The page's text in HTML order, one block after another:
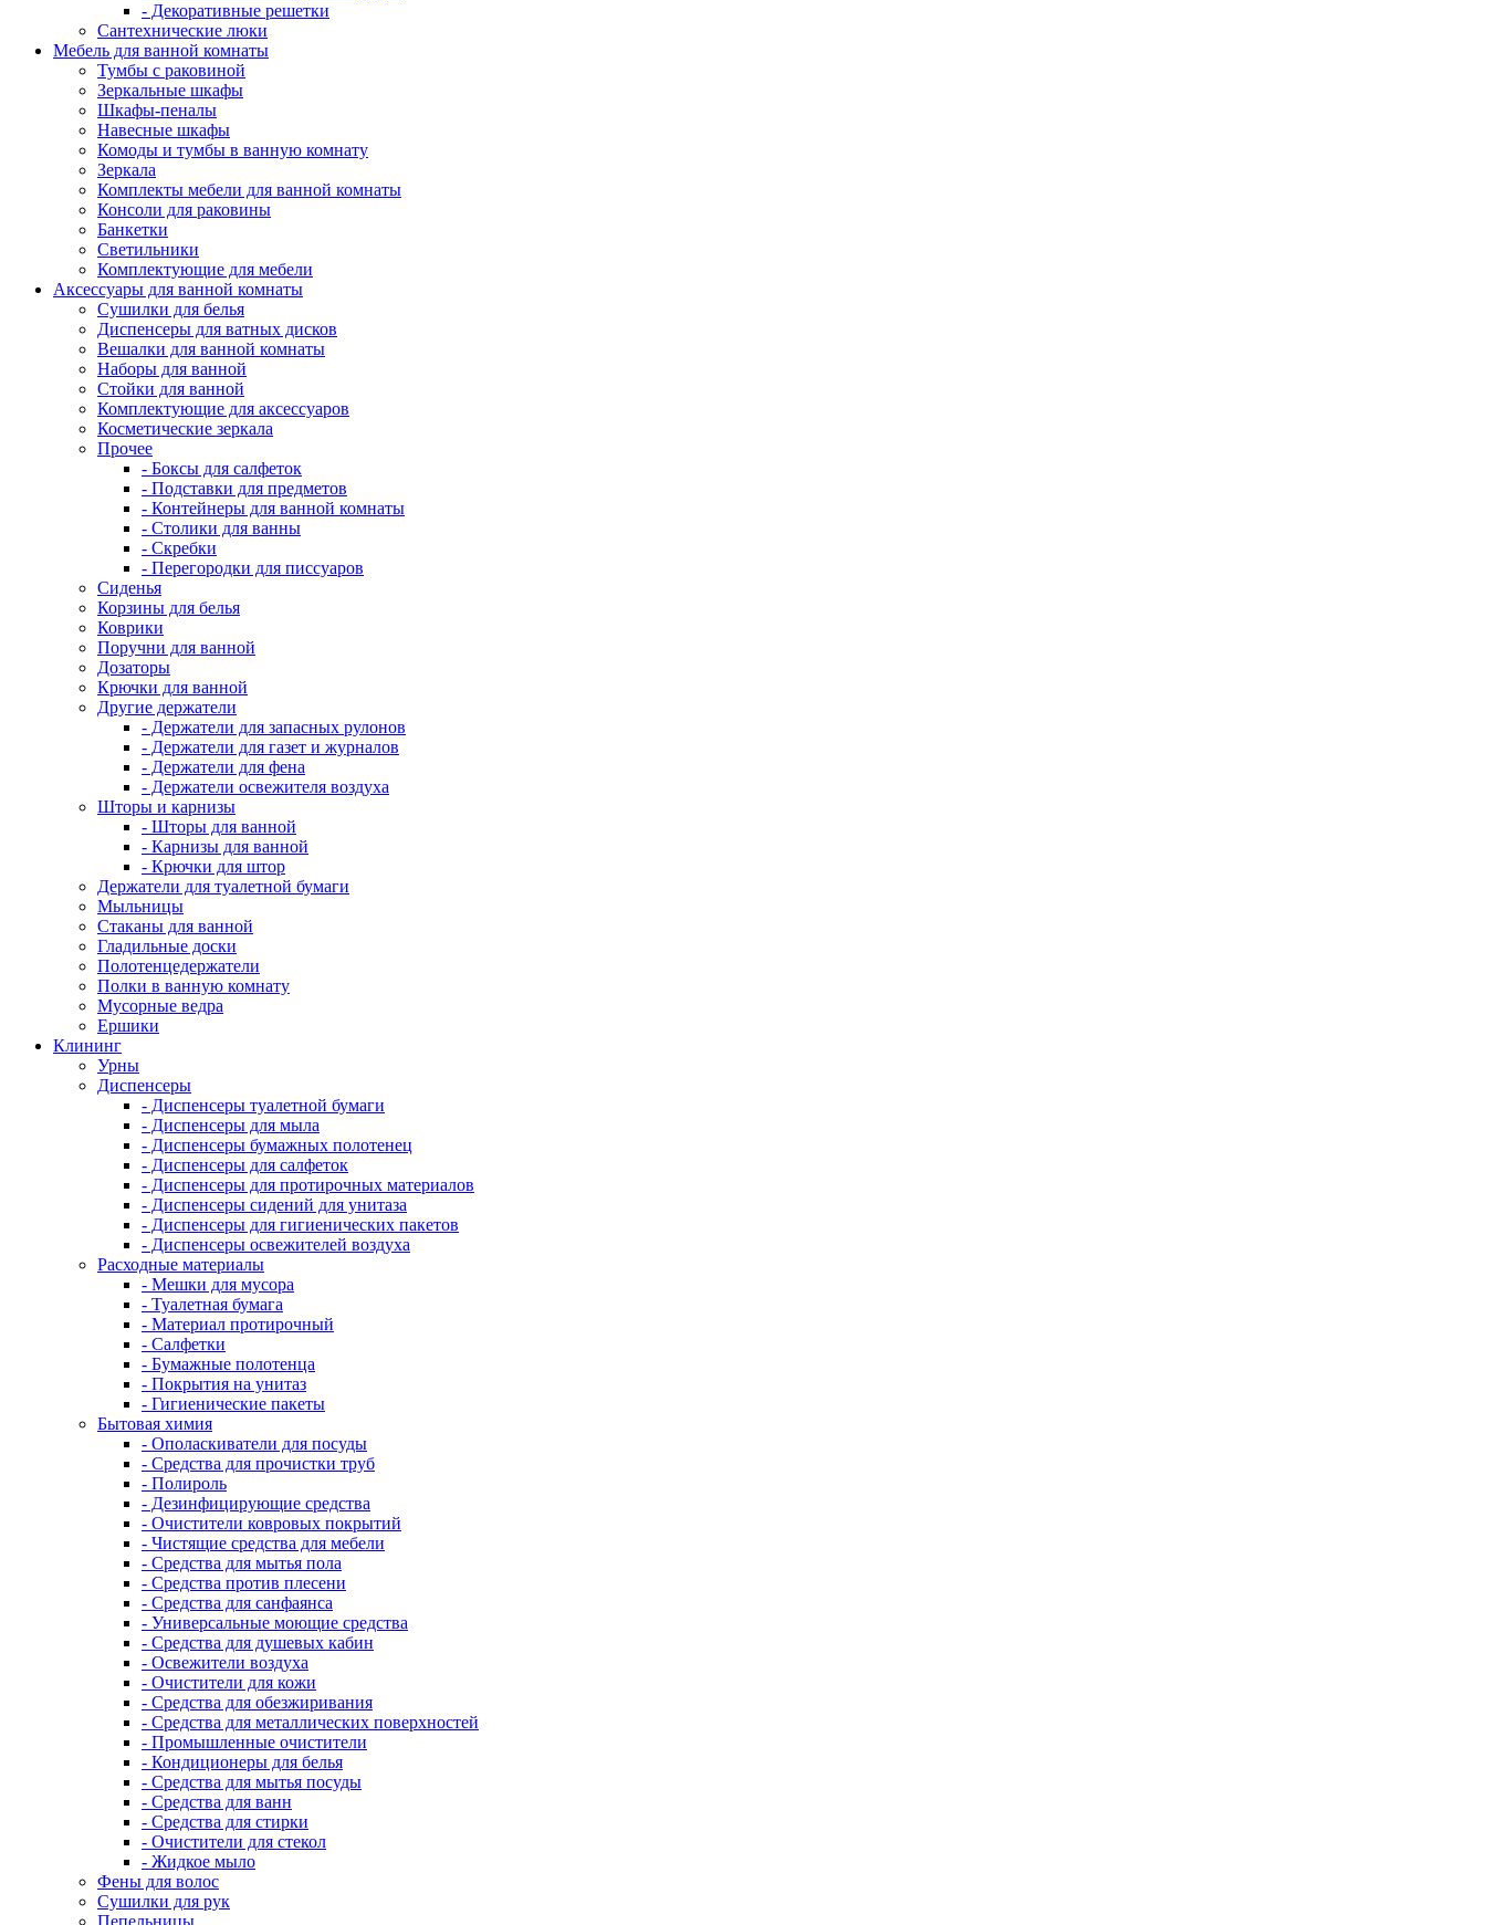
- Декоративные решетки
Сантехнические люки
Мебель для ванной комнаты
Тумбы с раковиной
Зеркальные шкафы
Шкафы-пеналы
Навесные шкафы
Комоды и тумбы в ванную комнату
Зеркала
Комплекты мебели для ванной комнаты
Консоли для раковины
Банкетки
Светильники
Комплектующие для мебели
Аксессуары для ванной комнаты
Сушилки для белья
Диспенсеры для ватных дисков
Вешалки для ванной комнаты
Наборы для ванной
Стойки для ванной
Комплектующие для аксессуаров
Косметические зеркала
Прочее
- Боксы для салфеток
- Подставки для предметов
- Контейнеры для ванной комнаты
- Столики для ванны
- Скребки
- Перегородки для писсуаров
Сиденья
Корзины для белья
Коврики
Поручни для ванной
Дозаторы
Крючки для ванной
Другие держатели
- Держатели для запасных рулонов
- Держатели для газет и журналов
- Держатели для фена
- Держатели освежителя воздуха
Шторы и карнизы
- Шторы для ванной
- Карнизы для ванной
- Крючки для штор
Держатели для туалетной бумаги
Мыльницы
Стаканы для ванной
Гладильные доски
Полотенцедержатели
Полки в ванную комнату
Мусорные ведра
Ершики
Клининг
Урны
Диспенсеры
- Диспенсеры туалетной бумаги
- Диспенсеры для мыла
- Диспенсеры бумажных полотенец
- Диспенсеры для салфеток
- Диспенсеры для протирочных материалов
- Диспенсеры сидений для унитаза
- Диспенсеры для гигиенических пакетов
- Диспенсеры освежителей воздуха
Расходные материалы
- Мешки для мусора
- Туалетная бумага
- Материал протирочный
- Салфетки
- Бумажные полотенца
- Покрытия на унитаз
- Гигиенические пакеты
Бытовая химия
- Ополаскиватели для посуды
- Средства для прочистки труб
- Полироль
- Дезинфицирующие средства
- Очистители ковровых покрытий
- Чистящие средства для мебели
- Средства для мытья пола
- Средства против плесени
- Средства для санфаянса
- Универсальные моющие средства
- Средства для душевых кабин
- Освежители воздуха
- Очистители для кожи
- Средства для обезжиривания
- Средства для металлических поверхностей
- Промышленные очистители
- Кондиционеры для белья
- Средства для мытья посуды
- Средства для ванн
- Средства для стирки
- Очистители для стекол
- Жидкое мыло
Фены для волос
Сушилки для рук
Пепельницы